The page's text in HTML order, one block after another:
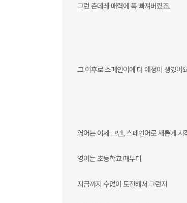
그런 츤데레 매력에 푹 빠져버렸죠.
그 이후로 스페인어에 더 애정이 생겼어
영어는 이제 그만, 스페인어로 새롭게 시
영어는 초등학교 때부터
지금까지 수없이 도전해서 그런지